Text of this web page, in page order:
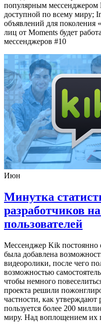
популярным мессенджером
доступной по всему миру;
объявлений для поколения
лиц от Moments будет
мессенджеров #10
Июн
Минутка
разработчиков
пользователей
Мессенджер Kik постоянно
была добавлена
видеоролики, после чего
возможностью
чтобы немного
проекта решили
частности, как утверждают
пользуется более 200
миру. Над воплощением их